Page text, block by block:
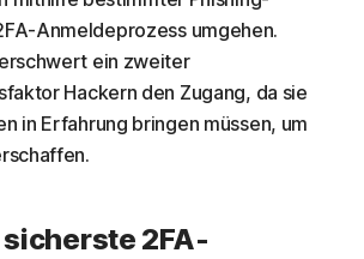
Anmeldeprozess umgehen.
ein zweiter
Hackern den Zugang, da sie
in Erfahrung bringen müssen, um
2FA-